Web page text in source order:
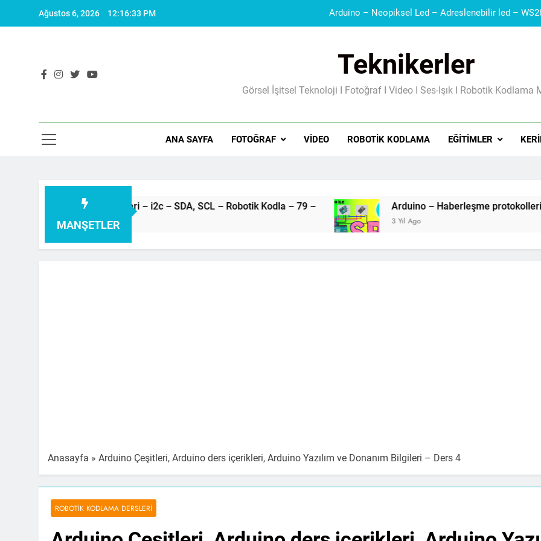
Ağustos 6, 2026 12:16:35 PM
Güç Kaynakları I Şarj Aleti I Besleme
Teknikerler
Görsel İşitsel Teknoloji I Fotoğraf I Video I Ses-Işık I Robotik Kodlama
ANA SAYFA FOTOĞRAF VIDEO ROBOTIK KODLAMA EĞITIMLER
MANŞETLER
Arduino – Haberleşme protokolleri – i2c – SDA, SCL – Robotik Kodla – 79 –
3 Yıl Ago
Anasayfa » Arduino Çeşitleri, Arduino ders içerikleri, Arduino Yazılım ve Donanım Bilgileri – Ders 4
ROBOTIK KODLAMA DERSLERI